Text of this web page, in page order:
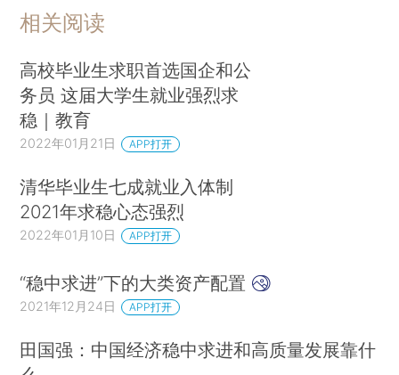
相关阅读
高校毕业生求职首选国企和公
务员 这届大学生就业强烈求
稳｜教育
2022年01月21日 APP打开
清华毕业生七成就业入体制
2021年求稳心态强烈
2022年01月10日 APP打开
“稳中求进”下的大类资产配置
2021年12月24日 APP打开
田国强：中国经济稳中求进和高质量发展靠什